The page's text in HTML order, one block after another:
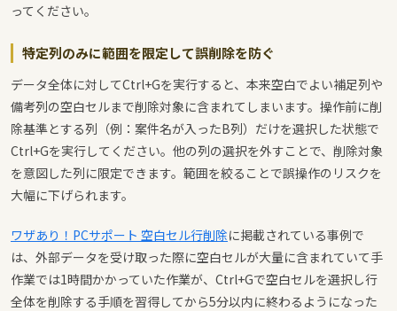
ってください。
特定列のみに範囲を限定して誤削除を防ぐ
データ全体に対してCtrl+Gを実行すると、本来空白でよい補足列や
備考列の空白セルまで削除対象に含まれてしまいます。操作前に削
除基準とする列（例：案件名が入ったB列）だけを選択した状態で
Ctrl+Gを実行してください。他の列の選択を外すことで、削除対象
を意図した列に限定できます。範囲を絞ることで誤操作のリスクを
大幅に下げられます。
ワザあり！PCサポート 空白セル行削除に掲載されている事例で
は、外部データを受け取った際に空白セルが大量に含まれていて手
作業では1時間かかっていた作業が、Ctrl+Gで空白セルを選択し行
全体を削除する手順を習得してから5分以内に終わるようになった